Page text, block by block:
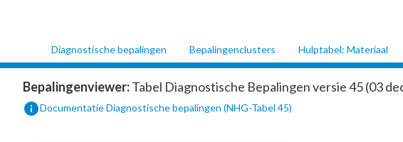
Diagnostische bepalingen Bepalingenclusters Hulptabel: Materiaal
Bepalingenviewer:Tabel Diagnostische Bepalingen versie 45 (03
infoDocumentatie Diagnostische bepalingen (NHG-Tabel 45)